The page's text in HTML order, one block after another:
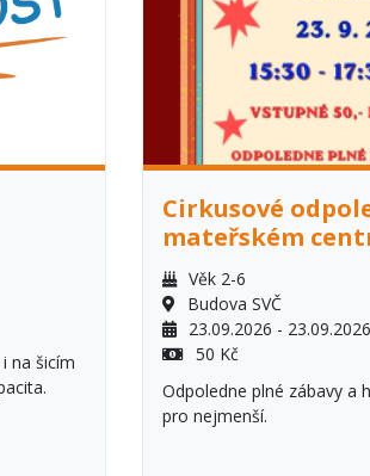
na šicím
Cirkusové
mateřském
Věk 2-6
Budova SVČ
23.09.2026 - 23.09.2026
50 Kč
Odpoledne plné zábavy a
pro nejmenší.